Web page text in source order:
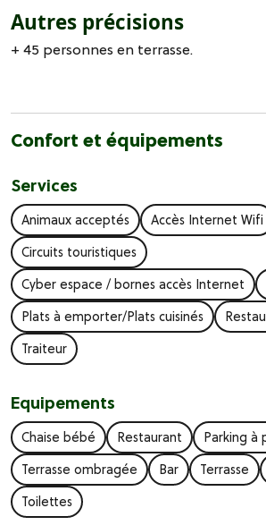
Autres précisions
+ 45 personnes en terrasse.
Confort et équipements
Services
Animaux acceptés
Accès Internet Wifi
Circuits touristiques
Cyber espace / bornes accès Internet
Plats à emporter/Plats cuisinés
Traiteur
Equipements
Chaise bébé Restaurant
Parking à
Terrasse ombragée
Bar Terrasse
Toilettes